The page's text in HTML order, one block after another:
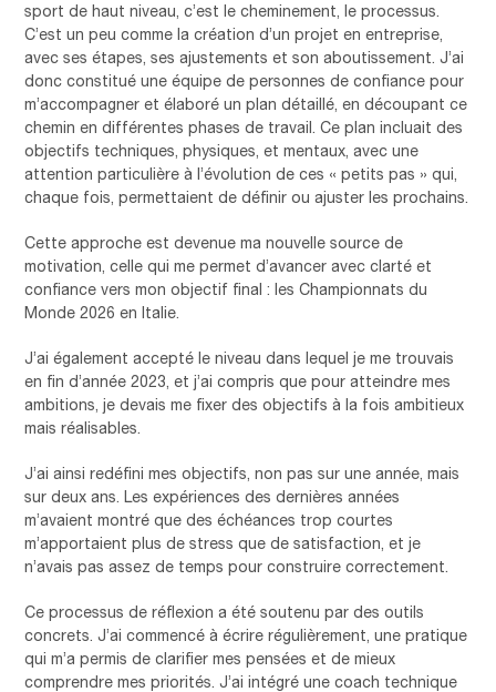
sport de haut niveau, c’est le cheminement, le processus.
C’est un peu comme la création d’un projet en entreprise,
avec ses étapes, ses ajustements et son aboutissement. J’ai
donc constitué une équipe de personnes de confiance pour
m’accompagner et élaboré un plan détaillé, en découpant ce
chemin en différentes phases de travail. Ce plan incluait des
objectifs techniques, physiques, et mentaux, avec une
attention particulière à l’évolution de ces « petits pas » qui,
chaque fois, permettaient de définir ou ajuster les prochains.
Cette approche est devenue ma nouvelle source de
motivation, celle qui me permet d’avancer avec clarté et
confiance vers mon objectif final : les Championnats du
Monde 2026 en Italie.
J’ai également accepté le niveau dans lequel je me trouvais
en fin d’année 2023, et j’ai compris que pour atteindre mes
ambitions, je devais me fixer des objectifs à la fois ambitieux
mais réalisables.
J’ai ainsi redéfini mes objectifs, non pas sur une année, mais
sur deux ans. Les expériences des dernières années
m’avaient montré que des échéances trop courtes
m’apportaient plus de stress que de satisfaction, et je
n’avais pas assez de temps pour construire correctement.
Ce processus de réflexion a été soutenu par des outils
concrets. J’ai commencé à écrire régulièrement, une pratique
qui m’a permis de clarifier mes pensées et de mieux
comprendre mes priorités. J’ai intégré une coach technique